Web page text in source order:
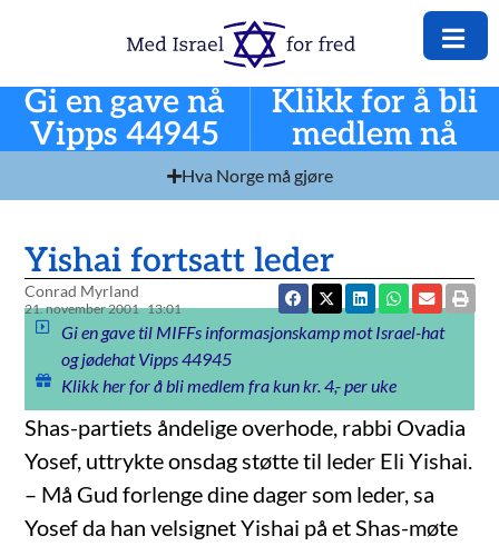
Gi en gave nå
Vipps 44945
Klikk for å bli
medlem nå
Hva Norge må gjøre
Yishai fortsatt leder
Conrad Myrland
21. november 2001 13:01
Gi en gave til MIFFs informasjonskamp mot Israel-hat
og jødehat Vipps 44945
Klikk her for å bli medlem fra kun kr. 4,- per uke
Shas-partiets åndelige overhode, rabbi Ovadia
Yosef, uttrykte onsdag støtte til leder Eli Yishai.
– Må Gud forlenge dine dager som leder, sa
Yosef da han velsignet Yishai på et Shas-møte